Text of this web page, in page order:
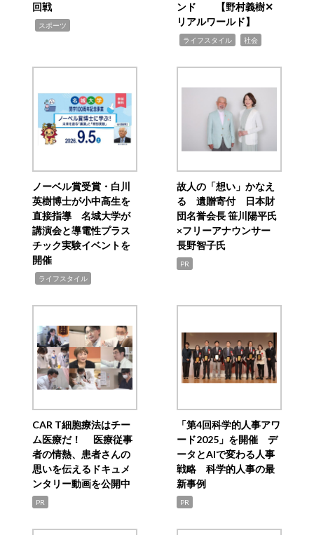
回戦
スポーツ
ンド 【野村義樹✕
リアルワールド】
ライフスタイル 社会
ノーベル賞受賞・白川
英樹博士が小中高生を
直接指導 名城大学が
講演会と導電性プラス
チック実験イベントを
開催
ライフスタイル
故人の「想い」かなえ
る 遺贈寄付 日本財
団名誉会長 笹川陽平氏
×フリーアナウンサー
長野智子氏
PR
CAR T細胞療法はチー
ム医療だ！ 医療従事
者の情熱、患者さんの
思いを伝えるドキュメ
ンタリー動画を公開中
PR
「第4回科学的人事アワ
ード2025」を開催 デ
ータとAIで変わる人事
戦略 科学的人事の最
新事例
PR